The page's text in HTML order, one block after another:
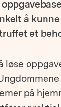
å
et
løse
på